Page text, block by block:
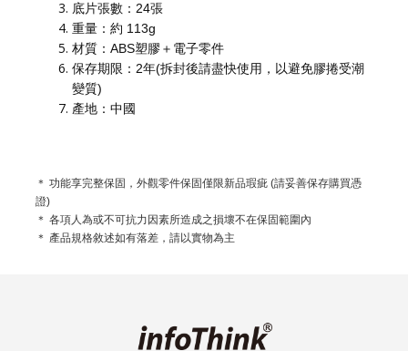
底片張數：24張
重量：約 113g
材質：ABS塑膠＋電子零件
保存期限：2年(拆封後請盡快使用，以避免膠捲受潮
變質)
產地：中國
＊ 功能享完整保固，外觀零件保固僅限新品瑕疵 (請妥善保存購買憑
證)
＊ 各項人為或不可抗力因素所造成之損壞不在保固範圍內
＊ 產品規格敘述如有落差，請以實物為主